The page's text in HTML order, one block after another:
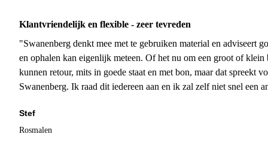
Klantvriendelijk en flexible - zeer tevreden
"Swanenberg denkt mee met te gebruiken material en adviseert
en ophalen kan eigenlijk meteen. Of het nu om een groot of
kunnen retour, mits in goede staat en met bon, maar dat spreekt
Swanenberg. Ik raad dit iedereen aan en ik zal zelf niet snel een
Stef
Rosmalen